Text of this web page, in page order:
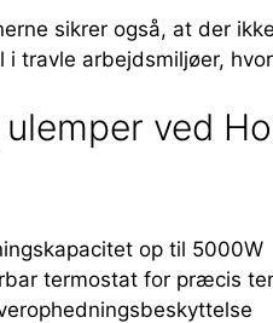
sikrer også, at der
travle arbejdsmiljøer,
ulemper ved
op til 5000W
termostat for præcis